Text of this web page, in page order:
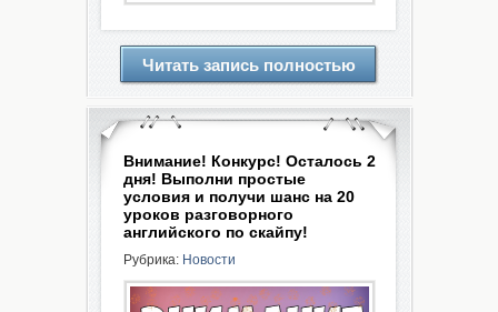
Читать запись полностью
Внимание! Конкурс! Осталось 2
дня! Выполни простые
условия и получи шанс на 20
уроков разговорного
английского по скайпу!
Рубрика: Новости